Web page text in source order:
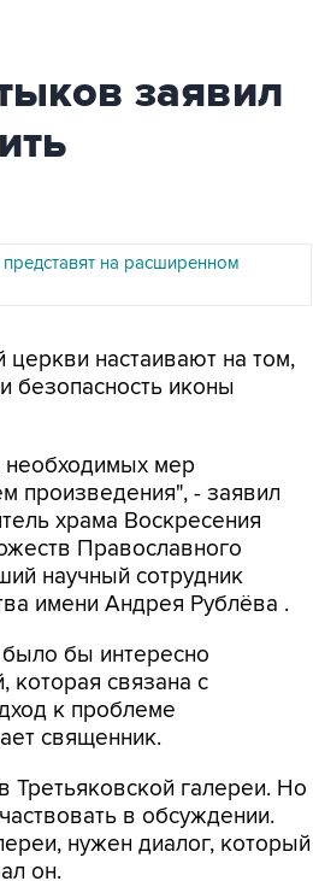
заявил
на расширенном
церкви настаивают на том,
безопасность иконы
необходимых мер
произведения", - заявил
храма Воскресения
Православного
научный сотрудник
имени Андрея Рублёва .
бы интересно
которая связана с
к проблеме
священник.
Третьяковской галереи. Но
в обсуждении.
нужен диалог, который
он.